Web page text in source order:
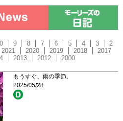
9 8 7 6 5 4 3
2
2021 2020 2019 2018
2017
2013 2012 2000
もうすぐ、雨の季節。
2025/05/28